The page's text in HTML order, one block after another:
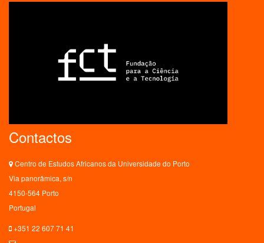
Contactos
Centro de Estudos Africanos da Universidade do Porto
Via panorâmica, s/n
4150-564 Porto
Portugal
+351 22 607 71 41